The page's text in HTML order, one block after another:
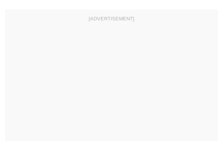
[ADVERTISEMENT]